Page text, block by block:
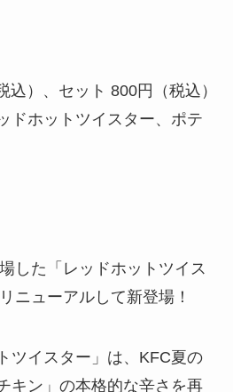
込）、セット 800円（税込）
ドホットツイスター、ポテ
した「レッドホットツイス
ニューアルして新登場！
ツイスター」は、KFC夏の
キン」の本格的な辛さを再